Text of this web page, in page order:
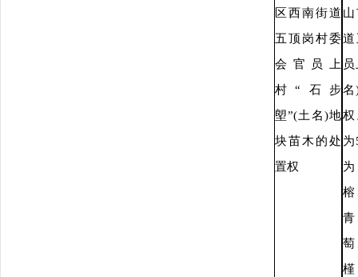
区西南街道
五顶岗村委
会官员上
村“石步
塱”(土名)地
块苗木的处
置权
名
为